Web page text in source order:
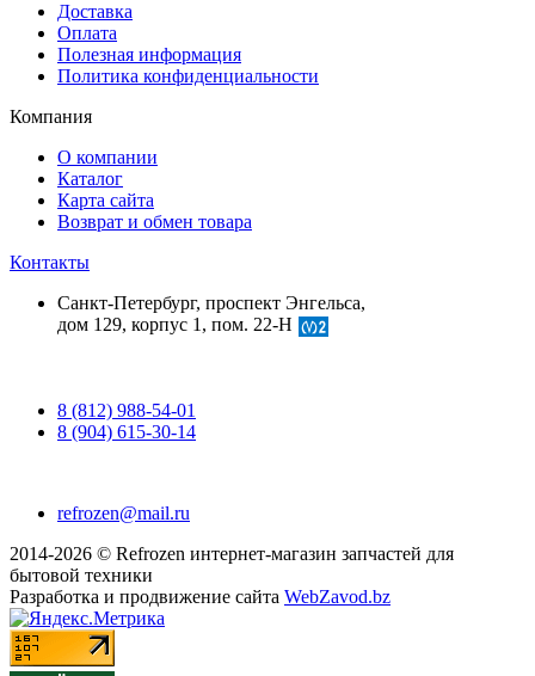
Доставка
Оплата
Полезная информация
Политика конфиденциальности
Компания
О компании
Каталог
Карта сайта
Возврат и обмен товара
Контакты
Санкт-Петербург, проспект Энгельса,
дом 129, корпус 1, пом. 22-Н
8 (812) 988-54-01
8 (904) 615-30-14
refrozen@mail.ru
2014-2026 © Refrozen интернет-магазин запчастей для
бытовой техники
Разработка и продвижение сайта WebZavod.bz